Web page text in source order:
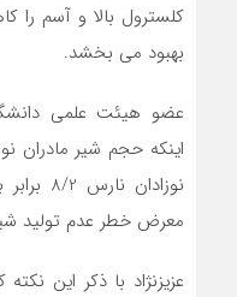
کلسترول بالا و آسم
بهبود می بخشد.
عضو هیئت علمی
اینکه حجم شیر مادران
معرض خطر عدم تولید
عزیزنژاد با ذکر این